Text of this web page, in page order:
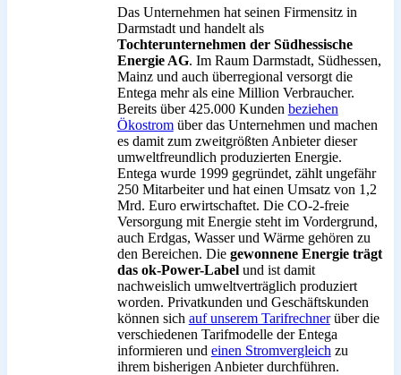
Das Unternehmen hat seinen Firmensitz in
Darmstadt und handelt als
Tochterunternehmen der Südhessische
Energie AG. Im Raum Darmstadt, Südhessen,
Mainz und auch überregional versorgt die
Entega mehr als eine Million Verbraucher.
Bereits über 425.000 Kunden beziehen
Ökostromüber das Unternehmen und machen
es damit zum zweitgrößten Anbieter dieser
umweltfreundlich produzierten Energie.
Entega wurde 1999 gegründet, zählt ungefähr
250 Mitarbeiter und hat einen Umsatz von 1,2
Mrd. Euro erwirtschaftet. Die CO-2-freie
Versorgung mit Energie steht im Vordergrund,
auch Erdgas, Wasser und Wärme gehören zu
den Bereichen. Die gewonnene Energie trägt
das ok-Power-Labelund ist damit
nachweislich umweltverträglich produziert
worden. Privatkunden und Geschäftskunden
können sich auf unserem Tarifrechnerüber die
verschiedenen Tarifmodelle der Entega
informieren und einen Stromvergleich zu
ihrem bisherigen Anbieter durchführen.